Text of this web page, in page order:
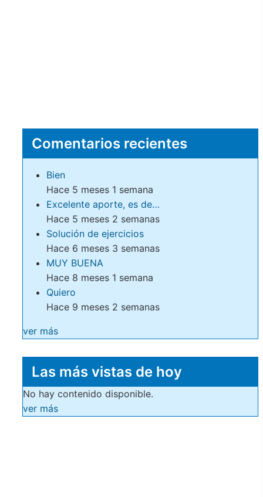
Comentarios recientes
Bien
Hace 5 meses 1 semana
Excelente aporte, es de…
Hace 5 meses 2 semanas
Solución de ejercicios
Hace 6 meses 3 semanas
MUY BUENA
Hace 8 meses 1 semana
Quiero
Hace 9 meses 2 semanas
ver más
Las más vistas de hoy
No hay contenido disponible.
ver más